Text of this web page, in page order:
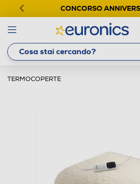
CONCORSO
TERMOCOPERTE